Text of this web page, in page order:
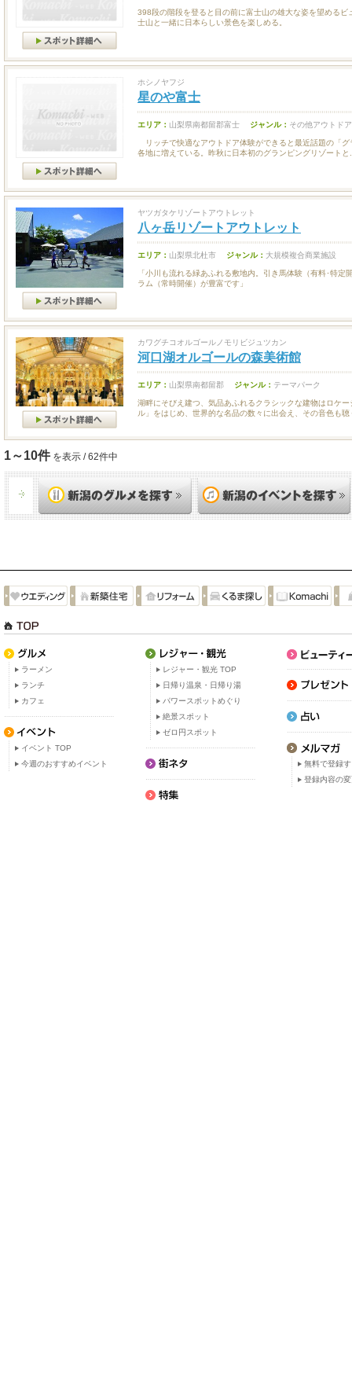
398段の階段を登ると目の前に富士山の雄大な姿を望める
士山と一緒に日本らしい景色を楽しめる。
ホシノヤフジ
星のや富士
エリア： 山梨県南都留郡富士 ジャンル： その他アウトド
リッチで快適なアウトドア体験ができると最近話題の「
各地に増えている。昨秋に日本初のグランピングリゾートと
ヤツガタケリゾートアウトレット
八ヶ岳リゾートアウトレット
エリア： 山梨県北杜市 ジャンル： 大規模複合商業施設
「小川も流れる緑あふれる敷地内。引き馬体験（有料･特
ラム（常時開催）が豊富です」
カワグチコオルゴールノモリビジュツカン
河口湖オルゴールの森美術館
エリア： 山梨県南都留郡 ジャンル： テーマパーク
湖畔にそびえ建つ、気品あふれるクラシックな建物はロケ
ル」をはじめ、世界的な名品の数々に出会え、その音色も聴
1～10件 を表示 / 62件中
ラーメン
ランチ
カフェ
イベント TOP
今週のおすすめイベント
レジャー・観光 TOP
日帰り温泉・日帰り湯
パワースポットめぐり
絶景スポット
ゼロ円スポット
無料で登録
登録内容の